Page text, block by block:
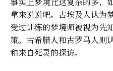
拿来说说吧。古埃及人认为
受过训练的梦境师被视为先
策。古希腊人和古罗马人则
和来自死灵的探访。